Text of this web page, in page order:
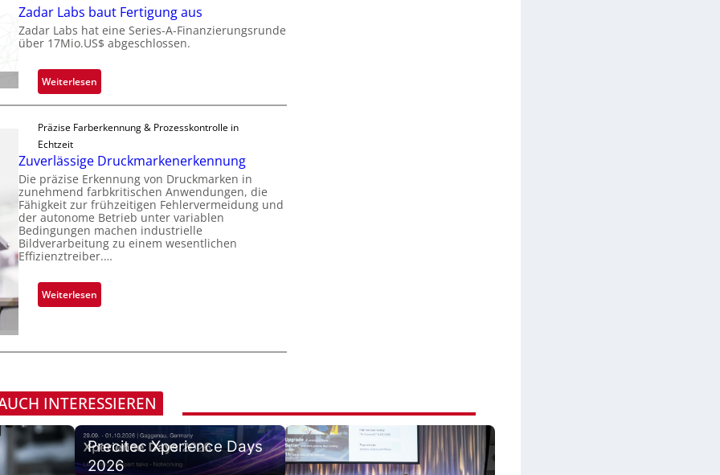
s
i
c
n
S
e
e
a
c
t
s
S
e
r
i
R
u
n
d
e
e
ü
b
r
m
t
D
a
r
k
V
s
i
c
r
c
h
i
l
n
t
Ü
b
e
n
a
o
n
H
a
i
Zadar Labs baut Fertigung aus
Zadar Labs hat eine Series-A-Finanzierungsrunde
über 17Mio.US$ abgeschlossen.
Weiterlesen:
Z
d
r
L
a
b
s
b
u
t
r
g
u
n
g
a
Präzise Farberkennung & Prozesskontrolle in
Echtzeit
Zuverlässige Druckmarkenerkennung
Die präzise Erkennung von Druckmarken in
zunehmend farbkritischen Anwendungen, die
Fähigkeit zur frühzeitigen Fehlervermeidung und
der autonome Betrieb unter variablen
Bedingungen machen industrielle
Bildverarbeitung zu einem wesentlichen
Effizienztreiber.…
Weiterlesen:
Z
l
ä
s
s
i
INTERESSIEREN
Precitec Xperience Days
2026